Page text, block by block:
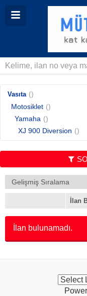
Vasıta ()
Motosiklet ()
Yamaha ()
XJ 900 Diversion ()
İlan
İlan bulunamadı.